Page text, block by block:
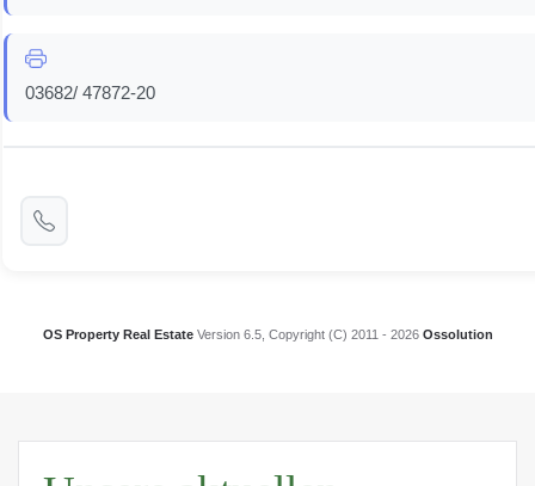
03682/ 47872-20
OS Property Real EstateVersion 6.5, Copyright (C) 2011 - 2026 Ossolution